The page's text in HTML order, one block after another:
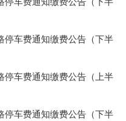
停车费通知缴费公告（下半
停车费通知缴费公告（上半
停车费通知缴费公告（下半